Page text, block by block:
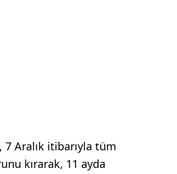
7 Aralık itibarıyla tüm
kırarak, 11 ayda